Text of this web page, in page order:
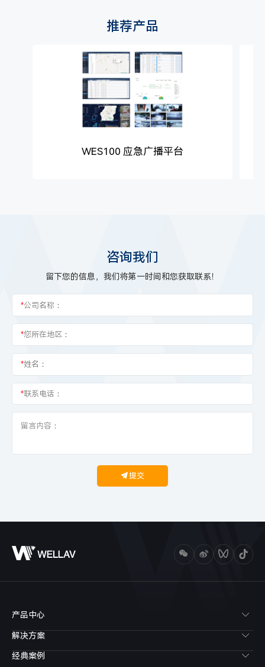
推荐产品
WES100 应急广播平台
咨询我们
留下您的信息，我们将第一时间和您获取联系！
*公司名称：
*您所在地区：
*姓名：
*联系电话：
提交
产品中心
解决方案
经典案例